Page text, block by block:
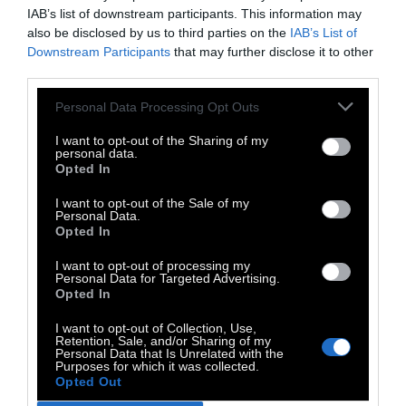
IAB’s list of downstream participants. This information may
also be disclosed by us to third parties on the IAB’s List of
Downstream Participants that may further disclose it to other
Personal Data Processing Opt Outs
I want to opt-out of the Sharing of my
personal data.
Opted In
I want to opt-out of the Sale of my
Personal Data.
Opted In
I want to opt-out of processing my
Personal Data for Targeted Advertising.
Opted In
I want to opt-out of Collection, Use,
Retention, Sale, and/or Sharing of my
Personal Data that Is Unrelated with the
Purposes for which it was collected.
Opted Out
που ο χώρος, ο κόσμος και ο χρόνος βάζουν
μπροστά του.»
Εγκώμιο για τον έρωτα, εκδ. Πατάκη. Ο Αλεν
Μπαντιού (17 Ιανουαρίου 1937) είναι Γάλλος
φιλόσοφος της Μαρξιστικής σχολής και
καθηγητής στο European Graduate School,
στην École Normale Supérieure (ENS).
Θεωρείται ως ένας από τους
σημαντικότερους εν ζωή στοχαστές και από
τους σπουδαιότερους Γάλλους φιλόσοφους
της δεκαετίας του '60. Εκτός από